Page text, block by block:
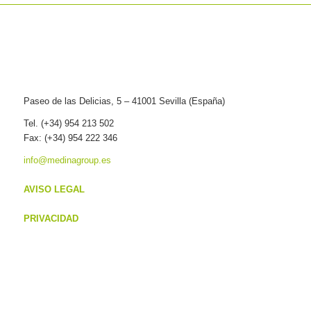
Paseo de las Delicias, 5 – 41001 Sevilla (España)
Tel. (+34) 954 213 502
Fax: (+34) 954 222 346
info@medinagroup.es
AVISO LEGAL
PRIVACIDAD